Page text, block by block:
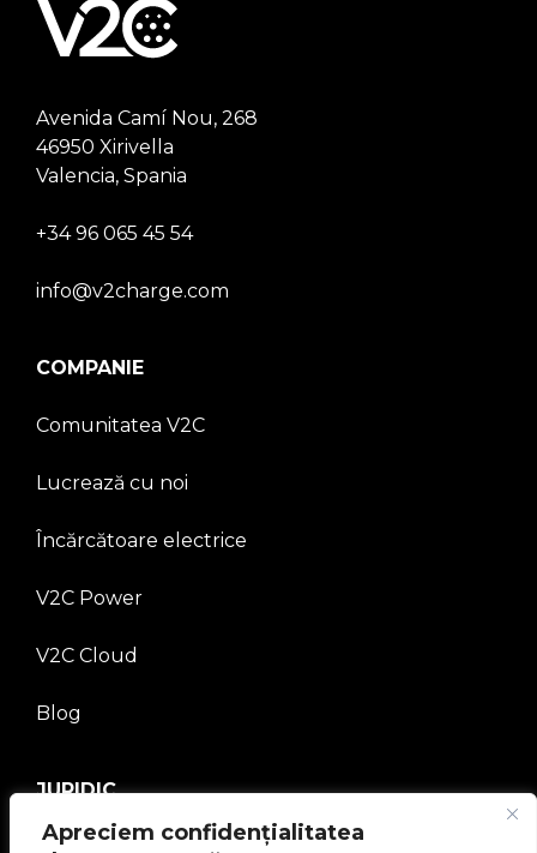
Apreciem confidențialitatea
Avenida Camí Nou, 268
46950 Xirivella
Valencia, Spania
+34 96 065 45 54
info@v2charge.com
COMPANIE
Comunitatea V2C
Lucrează cu noi
Încărcătoare electrice
V2C Power
V2C Cloud
Blog
JURIDIC
Politica de confidențialitate